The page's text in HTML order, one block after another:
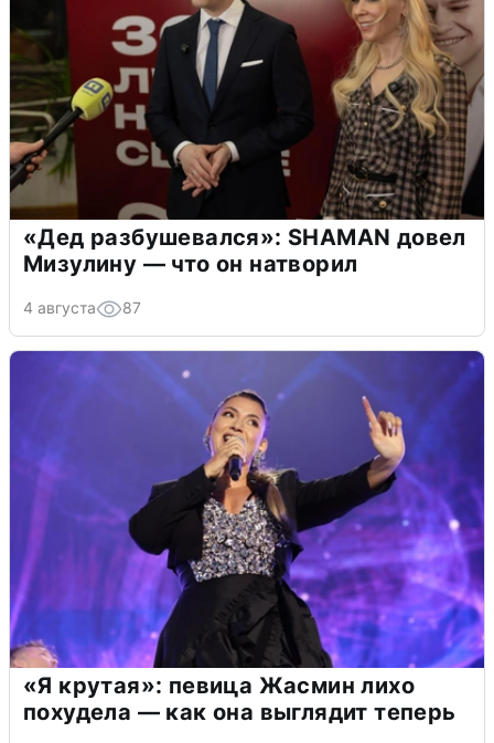
«Дед разбушевался»: SHAMAN довел
Мизулину — что он натворил
4 августа 87
«Я крутая»: певица Жасмин лихо
похудела — как она выглядит теперь